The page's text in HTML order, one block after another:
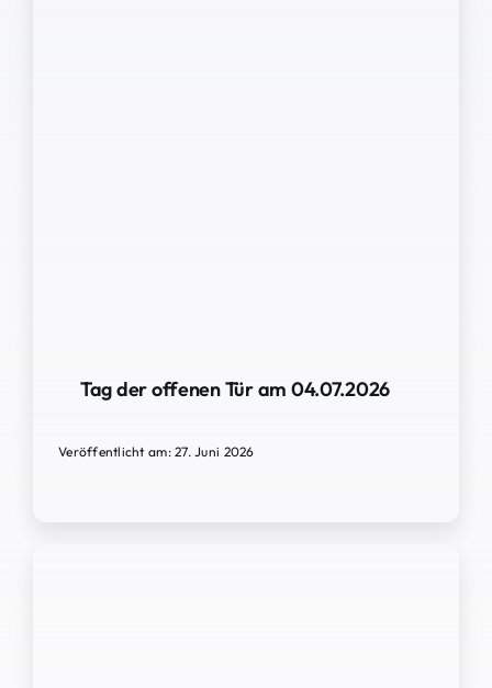
Tag der offenen Tür am 04.07.2026
Veröffentlicht am: 27. Juni 2026